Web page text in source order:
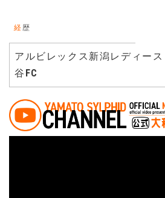
経歴
アルビレックス新潟レディー
谷FC
投稿ナビゲーシ